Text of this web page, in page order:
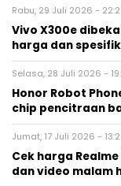
Rabu, 29 Juli 2026 -
Vivo X300e
harga dan
Selasa, 28 Juli 2026 -
Honor Robot
chip pencitraan
Jumat, 17 Juli 2026 -
Cek harga
dan video malam